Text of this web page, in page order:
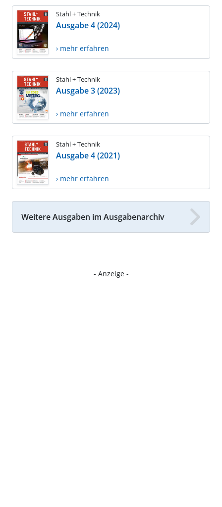
Stahl + Technik
Ausgabe 4 (2024)
› mehr erfahren
Stahl + Technik
Ausgabe 3 (2023)
› mehr erfahren
Stahl + Technik
Ausgabe 4 (2021)
› mehr erfahren
Weitere Ausgaben im Ausgabenarchiv
- Anzeige -